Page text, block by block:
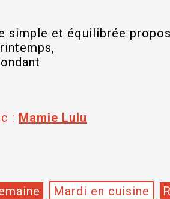
simple et équilibrée
: Mamie Lulu
Mardi en cuisine